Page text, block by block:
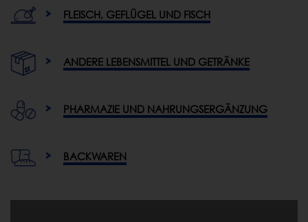
FLEISCH, GEFLÜGEL UND FISCH
ANDERE LEBENSMITTEL UND GETRÄNKE
PHARMAZIE UND NAHRUNGSERGÄNZUNG
BACKWAREN